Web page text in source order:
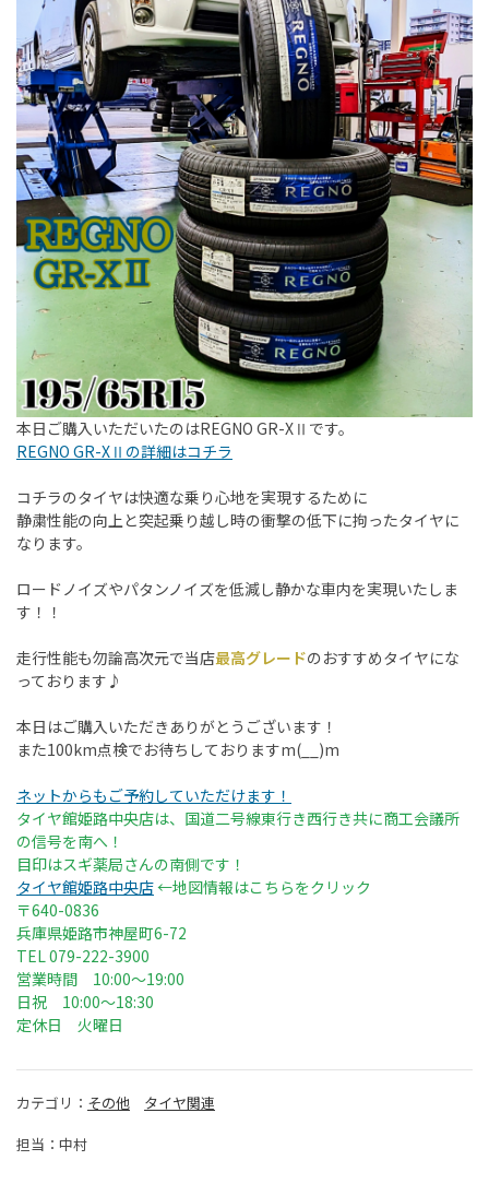
本日ご購入いただいたのはREGNO GR-XⅡです。
REGNO GR-XⅡの詳細はコチラ
コチラのタイヤは快適な乗り心地を実現するために
静粛性能の向上と突起乗り越し時の衝撃の低下に拘ったタイヤに
なります。
ロードノイズやパタンノイズを低減し静かな車内を実現いたしま
す！！
走行性能も勿論高次元で当店最高グレードのおすすめタイヤにな
っております♪
本日はご購入いただきありがとうございます！
また100km点検でお待ちしておりますm(__)m
ネットからもご予約していただけます！
タイヤ館姫路中央店は、国道二号線東行き西行き共に商工会議所
の信号を南へ！
目印はスギ薬局さんの南側です！
タイヤ館姫路中央店←地図情報はこちらをクリック
〒640-0836
兵庫県姫路市神屋町6-72
TEL 079-222-3900
営業時間 10:00〜19:00
日祝 10:00〜18:30
定休日 火曜日
カテゴリ： その他
タイヤ関連
担当：中村